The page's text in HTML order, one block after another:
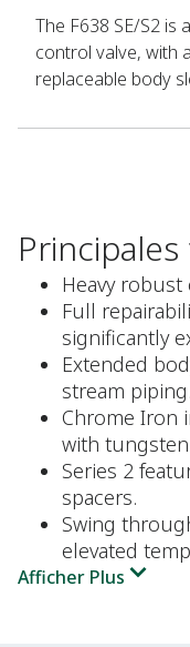
The F638 SE/S2 is
control valve, with
replaceable body
Heavy
Full
significantly
Extended
stream piping.
Chrome Iron
with
Series 2
spacers.
Swing
elevated
Afficher Plus